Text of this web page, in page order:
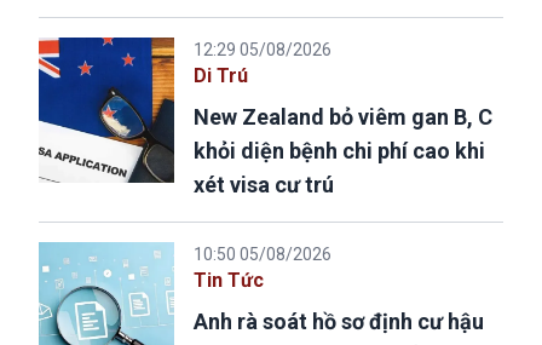
12:29 05/08/2026
Di Trú
New Zealand bỏ viêm gan B, C
khỏi diện bệnh chi phí cao khi
xét visa cư trú
10:50 05/08/2026
Tin Tức
Anh rà soát hồ sơ định cư hậu